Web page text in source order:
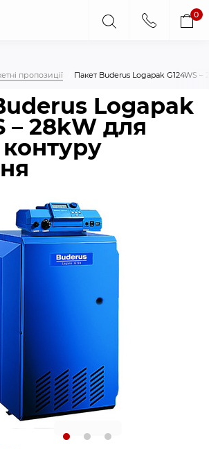
0
пропозиції Пакет Buderus Logapak G124WS
Logapak
– 28kW для